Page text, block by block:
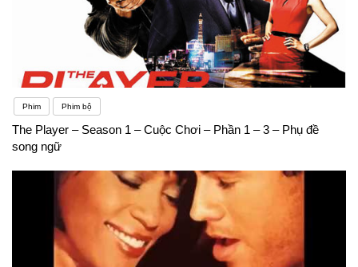
Phim Phim bộ
The Player – Season 1 – Cuộc Chơi – Phần 1 – 3 – Phụ đề
song ngữ